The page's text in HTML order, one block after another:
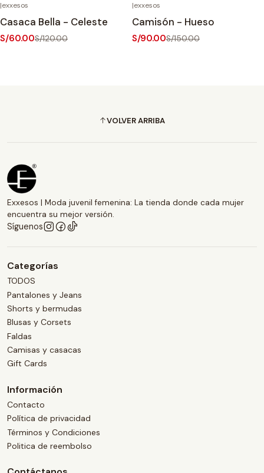
|exxesos
Casaca Bella - Celeste
S/60.00S/120.00
|exxesos
Camisón - Hueso
S/90.00S/150.00
VOLVER ARRIBA
Exxesos | Moda juvenil femenina: La tienda donde cada mujer
encuentra su mejor versión.
Síguenos
Categorías
TODOS
Pantalones y Jeans
Shorts y bermudas
Blusas y Corsets
Faldas
Camisas y casacas
Gift Cards
Información
Contacto
Política de privacidad
Términos y Condiciones
Politica de reembolso